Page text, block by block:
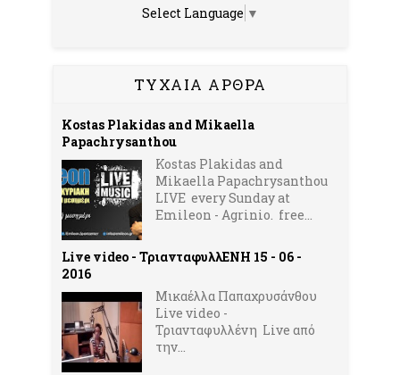
Select Language ▼
ΤΥΧΑΙΑ ΑΡΘΡΑ
Kostas Plakidas and Mikaella
Papachrysanthou
Kostas Plakidas and
Mikaella Papachrysanthou
LIVE every Sunday at
Emileon - Agrinio. free...
Live video - ΤριανταφυλλΕΝΗ 15 - 06 -
2016
Μικαέλλα Παπαχρυσάνθου
Live video -
Τριανταφυλλένη Live από
την...